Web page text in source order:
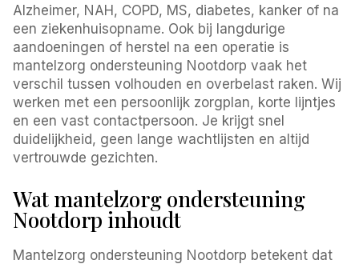
Alzheimer, NAH, COPD, MS, diabetes, kanker of na
een ziekenhuisopname. Ook bij langdurige
aandoeningen of herstel na een operatie is
mantelzorg ondersteuning Nootdorp vaak het
verschil tussen volhouden en overbelast raken. Wij
werken met een persoonlijk zorgplan, korte lijntjes
en een vast contactpersoon. Je krijgt snel
duidelijkheid, geen lange wachtlijsten en altijd
vertrouwde gezichten.
Wat mantelzorg ondersteuning
Nootdorp inhoudt
Mantelzorg ondersteuning Nootdorp betekent dat